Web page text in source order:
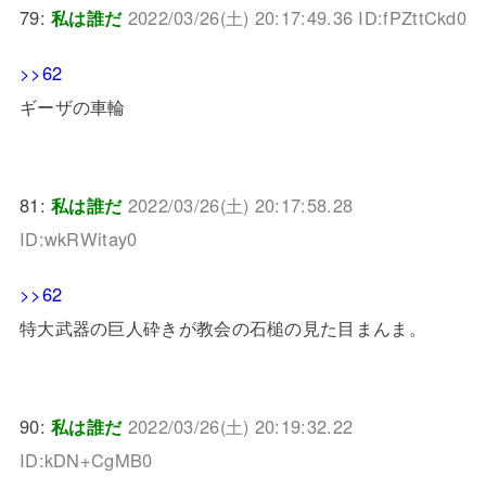
79:私は誰だ 2022/03/26(土) 20:17:49.36 ID:fPZttCkd0
>>62
ギーザの車輪
81:私は誰だ 2022/03/26(土) 20:17:58.28
ID:wkRWitay0
>>62
特大武器の巨人砕きが教会の石槌の見た目まんま。
90:私は誰だ 2022/03/26(土) 20:19:32.22
ID:kDN+CgMB0